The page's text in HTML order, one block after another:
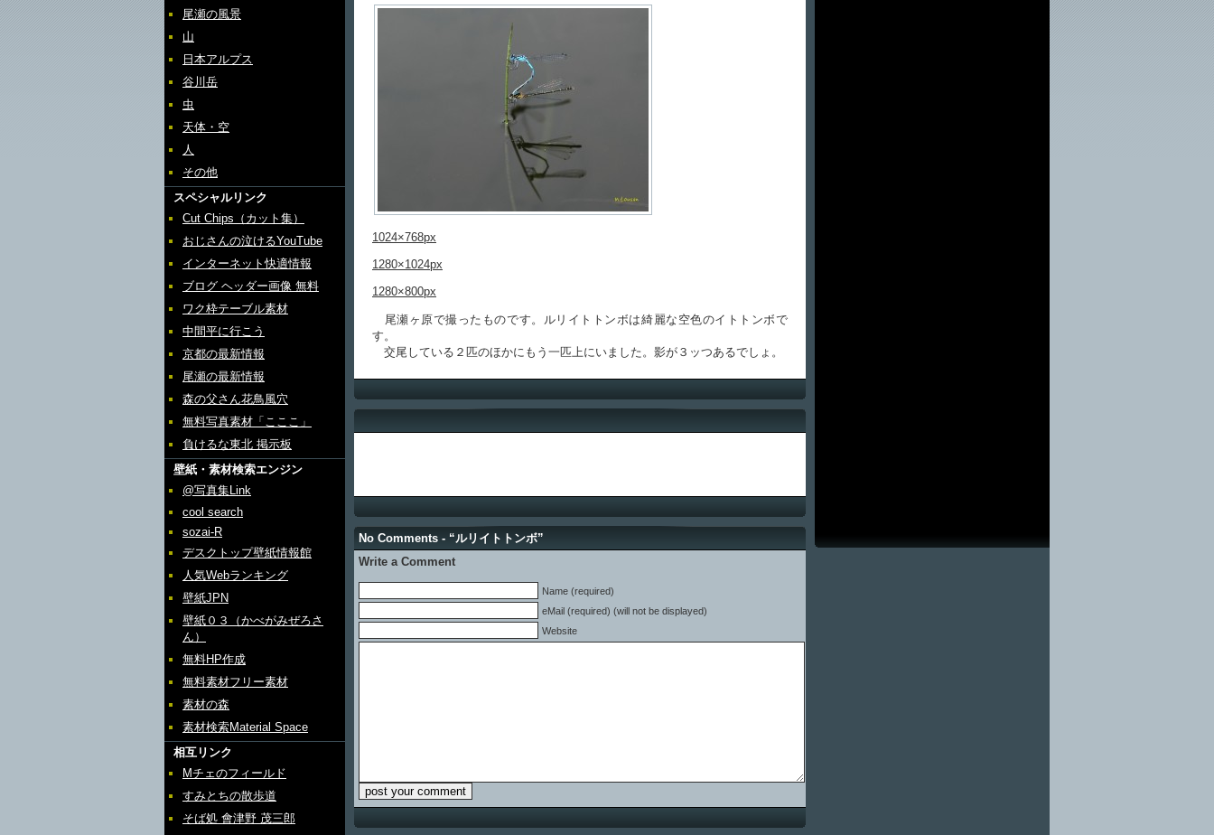
尾瀬の風景
山
日本アルプス
谷川岳
虫
天体・空
人
その他
スペシャルリンク
Cut Chips（カット集）
おじさんの泣けるYouTube
インターネット快適情報
ブログ ヘッダー画像 無料
ワク枠テーブル素材
中間平に行こう
京都の最新情報
尾瀬の最新情報
森の父さん花鳥風穴
無料写真素材「こここ」
負けるな東北 掲示板
壁紙・素材検索エンジン
@写真集Link
cool search
sozai-R
デスクトップ壁紙情報館
人気Webランキング
壁紙JPN
壁紙０３（かべがみぜろさ
ん）
無料HP作成
無料素材フリー素材
素材の森
素材検索Material Space
相互リンク
Mチェのフィールド
すみとちの散歩道
そば処 會津野 茂三郎
1024×768px
1280×1024px
1280×800px
尾瀬ヶ原で撮ったものです。ルリイトトンボは綺麗な空色のイトトンボで
す。
交尾している２匹のほかにもう一匹上にいました。影が３ッつあるでしょ。
No Comments - “ルリイトトンボ”
Write a Comment
Name (required)
eMail (required) (will not be displayed)
Website